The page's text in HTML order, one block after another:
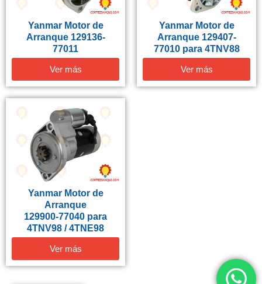
Yanmar Motor de
Arranque 129136-
77011
Ver más
Yanmar Motor de
Arranque 129407-
77010 para 4TNV88
Ver más
Yanmar Motor de
Arranque
129900‑77040 para
4TNV98 / 4TNE98
Ver más